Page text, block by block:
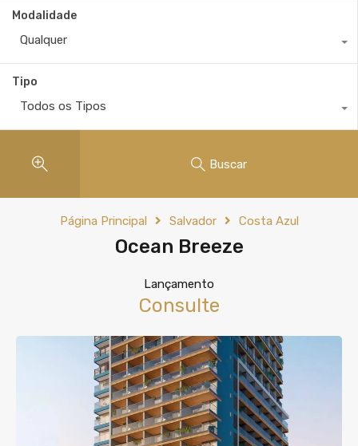
Modalidade
Qualquer
Tipo
Todos os Tipos
Buscar
Página Principal Salvador Costa Azul
Ocean Breeze
Lançamento
Consulte